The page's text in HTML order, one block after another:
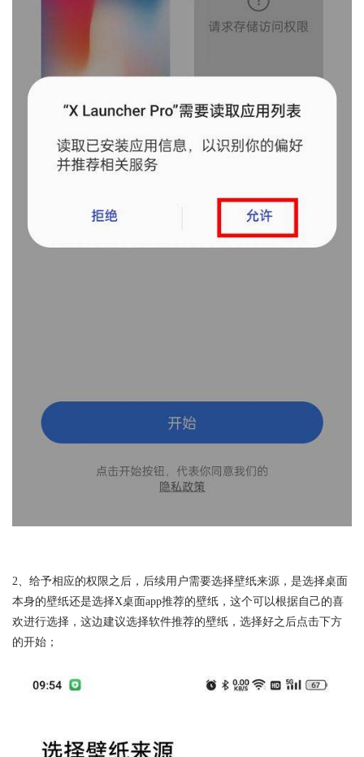
2、给予相应的权限之后，后续用户需要选择壁纸来源，是选择桌面
本身的壁纸还是选择X桌面app推荐的壁纸，这个可以根据自己的喜
欢进行选择，这边建议选择软件推荐的壁纸，选择好之后点击下方
的开始；